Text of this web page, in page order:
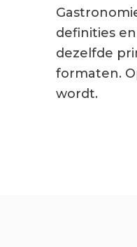
definities
dezelfde
formaten.
wordt.